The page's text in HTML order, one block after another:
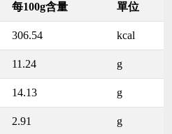
每100g含量 單位
306.54 kcal
11.24 g
14.13 g
2.91 g